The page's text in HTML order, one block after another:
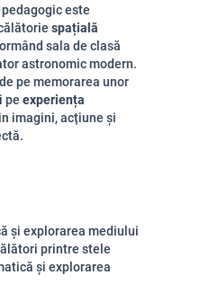
este
spațială
sala de clasă
astronomic modern.
pe memorarea unor
pe experiența
imagini, acțiune și
și explorarea mediului
printre stele
și explorarea